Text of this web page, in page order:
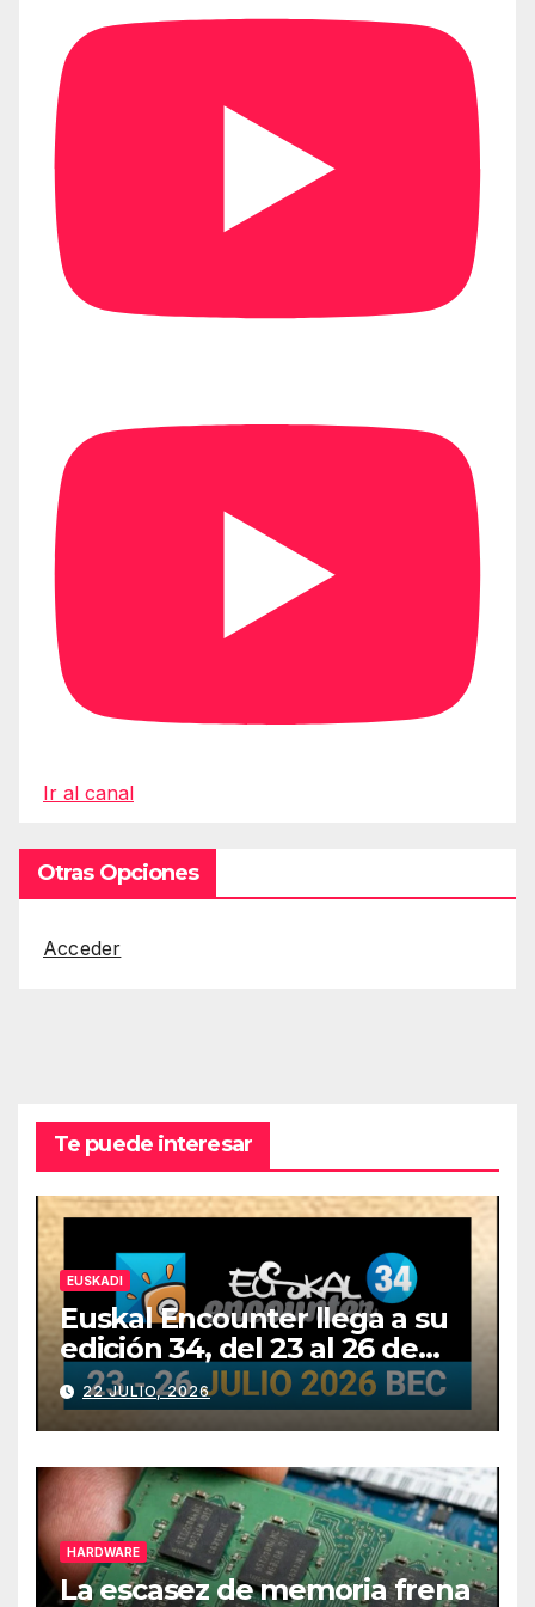
Ir al canal
Otras Opciones
Acceder
Te puede interesar
EUSKADI
Euskal Encounter llega a su
edición 34, del 23 al 26 de
julio
22 JULIO, 2026
HARDWARE
La escasez de memoria frena